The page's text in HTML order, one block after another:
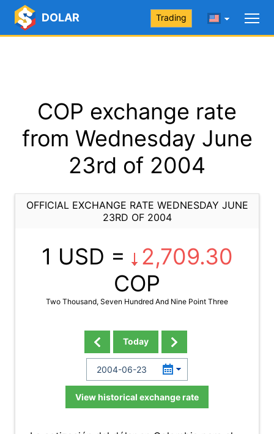
DOLAR Trading
COP exchange rate
from Wednesday June
23rd of 2004
OFFICIAL EXCHANGE RATE WEDNESDAY JUNE
23RD OF 2004
1 USD =
2,709.30
COP
Two Thousand, Seven Hundred And Nine Point Three
Today
View historical exchange rate